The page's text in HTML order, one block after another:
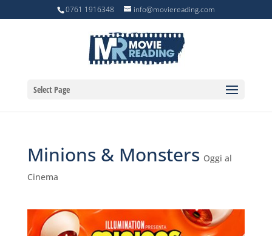
0761 1916348 info@moviereading.com
Select Page
Minions & Monsters Oggi al
Cinema